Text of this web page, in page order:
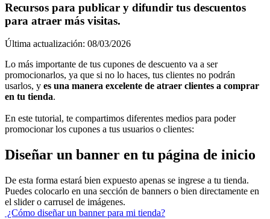
Recursos para publicar y difundir tus descuentos
para atraer más visitas.
Última actualización: 08/03/2026
Lo más importante de tus cupones de descuento va a ser
promocionarlos, ya que si no lo haces, tus clientes no podrán
usarlos, y es una manera excelente de atraer clientes a comprar
en tu tienda.
En este tutorial, te compartimos diferentes medios para poder
promocionar los cupones a tus usuarios o clientes:
Diseñar un banner en tu página de inicio
De esta forma estará bien expuesto apenas se ingrese a tu tienda.
Puedes colocarlo en una sección de banners o bien directamente en
el slider o carrusel de imágenes.
¿Cómo diseñar un banner para mi tienda?